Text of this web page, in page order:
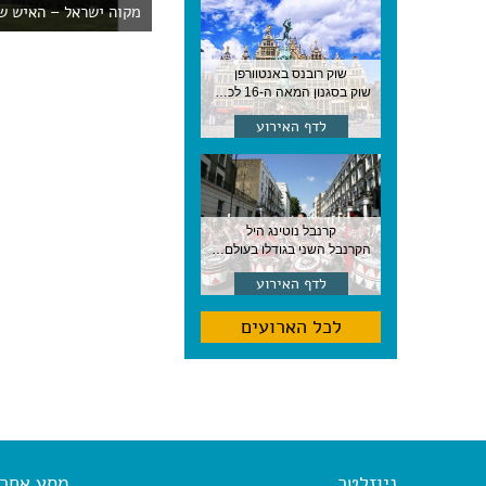
שוק רובנס באנטוורפן
שוק בסגנון המאה ה-16 לכבודו של הצייר המפורסם, בן העיר, נערך ב-15 באוגוסט באנטוורפן
לדף האירוע
קרנבל נוטינג היל
הקרנבל השני בגודלו בעולם, עם מוזיקה, תהלוכות ותחפושות. לונדון
לדף האירוע
לכל הארועים
מקוה ישראל – האיש